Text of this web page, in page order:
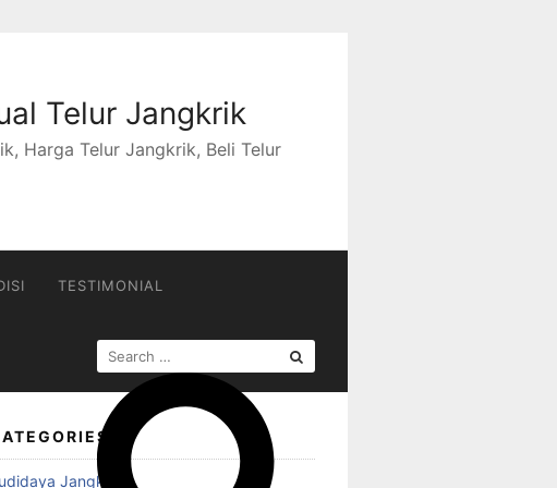
Telur Jangkrik
Harga Telur Jangkrik, Beli Telur
TESTIMONIAL
SEARCH
FOR:
Jangkrik